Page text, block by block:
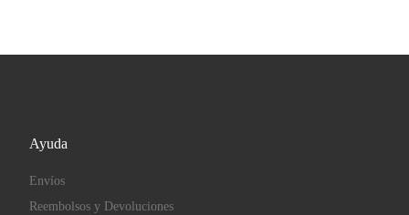
Ayuda
Envíos
Reembolsos y Devoluciones